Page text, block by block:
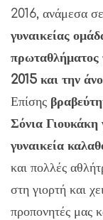
2016, ανάμεσα
γυναικείας
2015 και την
Επίσης
Σόνια
γυναικεία
και πολλές
στη γιορτή και
προπονητές μας